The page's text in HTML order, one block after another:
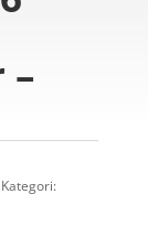
Kategori: